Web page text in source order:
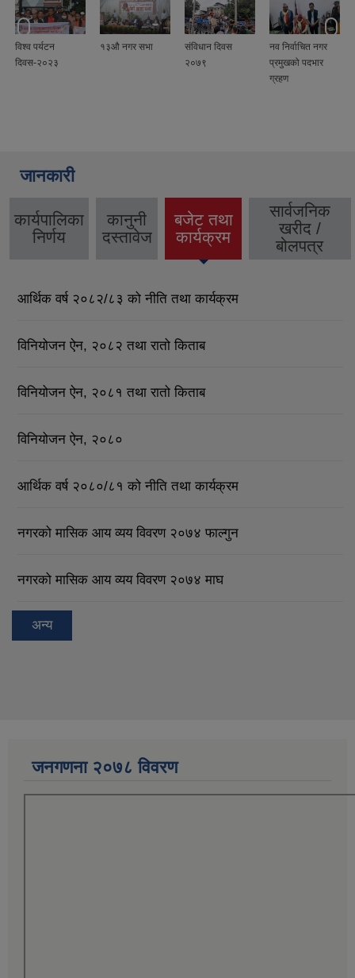
१३औ नगर सभा
संविधान दिवस
नव निर्वाचित नगर
सेवाकालीन
कार्यक्रम
जानकारी
कार्यपालिका
निर्णय
कानुनी
दस्तावेज
बजेट तथा
कार्यक्रम
(active
सार्वजनिक
खरीद /
बोलपत्र
आर्थिक वर्ष २०८२/८३ को नीति तथा कार्यक्रम
विनियोजन ऐन, २०८२ तथा रातो किताब
विनियोजन ऐन, २०८१ तथा रातो किताब
विनियोजन ऐन, २०८०
आर्थिक वर्ष २०८०/८१ को नीति तथा कार्यक्रम
नगरको मासिक आय व्यय विवरण २०७४ फाल्गुन
नगरको मासिक आय व्यय विवरण २०७४ माघ
अन्य
जनगणना २०७८ विवरण